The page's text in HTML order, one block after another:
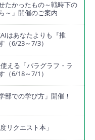
たかったもの～戦時下の
～」開催のご案内
はあなたよりも『推
（6/23～7/3）
える「パラグラフ・ラ
（6/18～7/1）
部での学び方」開催！
リクエスト本」